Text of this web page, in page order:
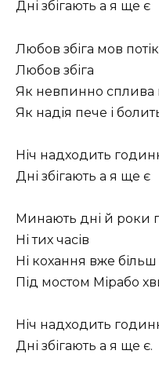
Дні збігають а я ще є
Любов збіга мов
Любов збіга
Як невпинно сплива
Як надія пече і
Ніч надходить
Дні збігають а я ще є
Минають дні й роки
Ні тих часів
Ні кохання вже
Під мостом Мірабо
Ніч надходить
Дні збігають а я ще є.